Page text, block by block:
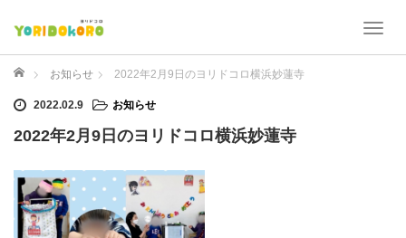
T
ホーム お知らせ 2022年2月9日のヨリドコロ横浜妙蓮寺
2022.02.9 お知らせ
2022年2月9日のヨリドコロ横浜妙蓮寺